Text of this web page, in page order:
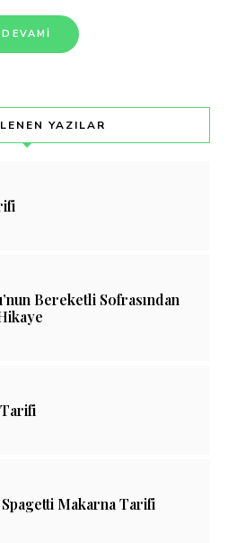
DEVAMI
YAZILAR
Bereketli Sofrasından
Makarna Tarifi